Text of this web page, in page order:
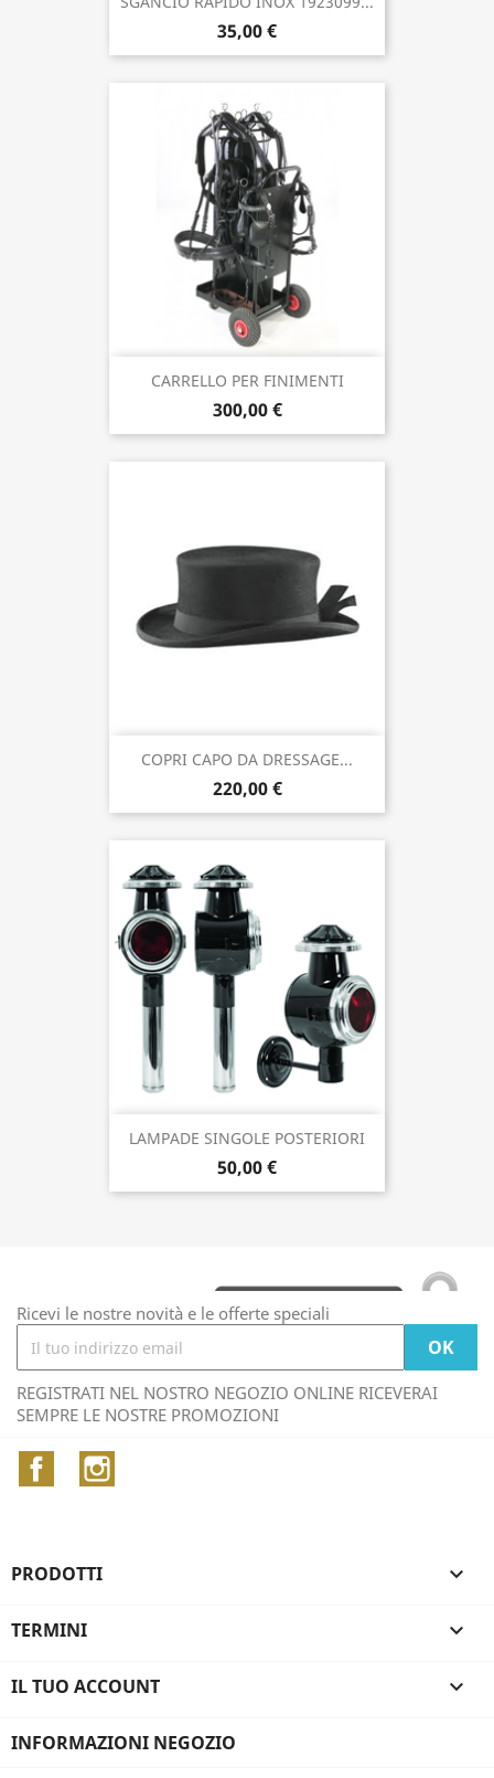
35,00 €
CARRELLO PER FINIMENTI
300,00 €
COPRI CAPO DA DRESSAGE...
220,00 €
LAMPADE SINGOLE POSTERIORI
50,00 €
Ricevi le nostre novità e le offerte speciali
REGISTRATI NEL NOSTRO NEGOZIO ONLINE RICEVERAI
SEMPRE LE NOSTRE PROMOZIONI
Facebook
PRODOTTI 
TERMINI 
IL TUO ACCOUNT 
INFORMAZIONI NEGOZIO